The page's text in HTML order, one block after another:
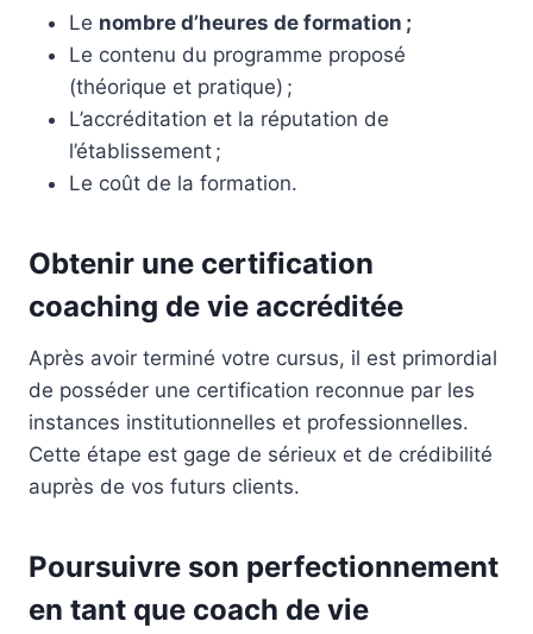
Le nombre d’heures de formation ;
Le contenu du programme proposé
(théorique et pratique) ;
L’accréditation et la réputation de
l’établissement ;
Le coût de la formation.
Obtenir une certification
coaching de vie accréditée
Après avoir terminé votre cursus, il est primordial
de posséder une certification reconnue par les
instances institutionnelles et professionnelles.
Cette étape est gage de sérieux et de crédibilité
auprès de vos futurs clients.
Poursuivre son perfectionnement
en tant que coach de vie